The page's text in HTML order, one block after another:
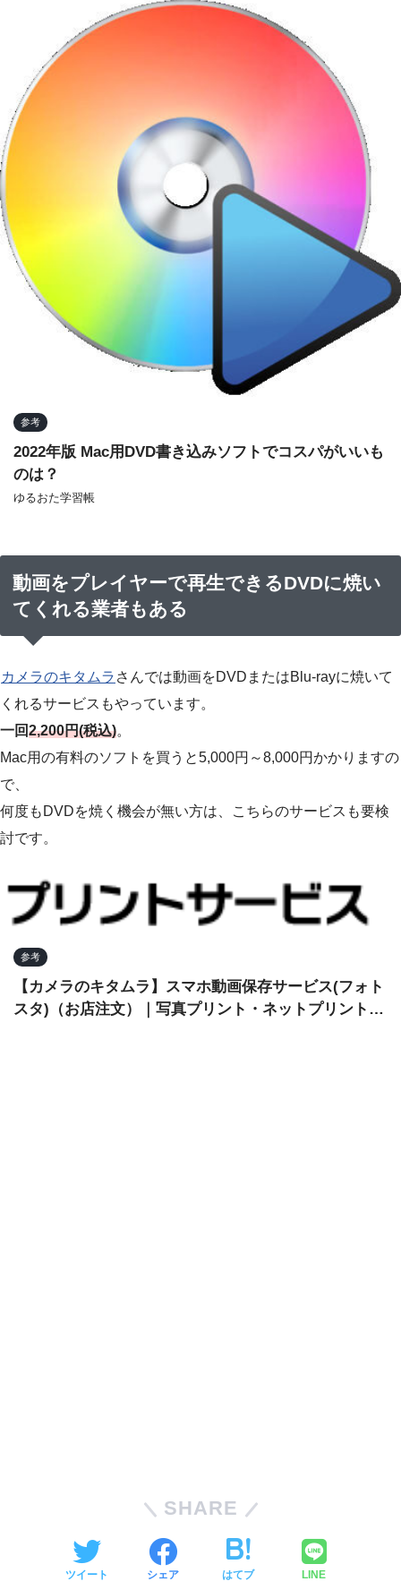
参考
2022年版 Mac用DVD書き込みソフトでコスパがいいも
のは？
ゆるおた学習帳
動画をプレイヤーで再生できるDVDに焼い
てくれる業者もある
カメラのキタムラ さんでは動画をDVDまたはBlu-rayに焼いて
くれるサービスもやっています。
一回2,200円(税込)。
Mac用の有料のソフトを買うと5,000円～8,000円かかりますの
で、
何度もDVDを焼く機会が無い方は、こちらのサービスも要検
討です。
参考
【カメラのキタムラ】スマホ動画保存サービス(フォト
スタ)（お店注文）｜写真プリント・ネットプリントサ
SHARE
ツイート シェア はてブ LINE